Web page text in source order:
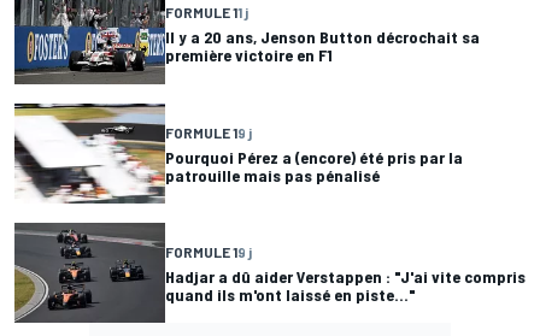
FORMULE 11 j
Il y a 20 ans, Jenson Button décrochait sa
première victoire en F1
FORMULE 19 j
Pourquoi Pérez a (encore) été pris par la
patrouille mais pas pénalisé
FORMULE 19 j
Hadjar a dû aider Verstappen : "J'ai vite compris
quand ils m'ont laissé en piste..."